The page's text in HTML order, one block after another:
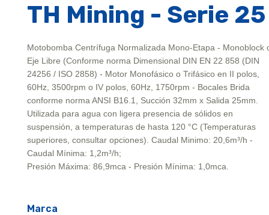
TH Mining - Serie 25
Motobomba Centrífuga Normalizada Mono-Etapa - Monoblock
Eje Libre (Conforme norma Dimensional DIN EN 22 858 (DIN
24256 / ISO 2858) - Motor Monofásico o Trifásico en II polos,
60Hz, 3500rpm o IV polos, 60Hz, 1750rpm - Bocales Brida
conforme norma ANSI B16.1, Succión 32mm x Salida 25mm.
Utilizada para agua con ligera presencia de sólidos en
suspensión, a temperaturas de hasta 120 °C (Temperaturas
superiores, consultar opciones). Caudal Minimo: 20,6m³/h -
Caudal Mínima: 1,2m³/h;
Presión Máxima: 86,9mca - Presión Mínima: 1,0mca.
Marca